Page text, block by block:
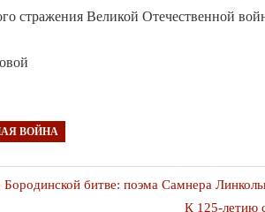
стражения Великой Отечественной
ВОЙНА
Бородинской битве: поэма Самнера
Следующая
К 125-летию